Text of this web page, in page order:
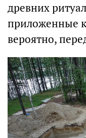
древних
приложенные
вероятно,